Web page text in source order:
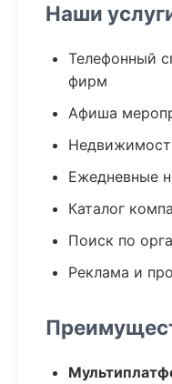
Наши
Телефонный
фирм
Афиша
Ежедневные
Каталог
Поиск по
Реклама и